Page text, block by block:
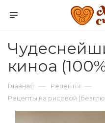
киноа
Главная — Рецепты —
Рецепты на рисовой